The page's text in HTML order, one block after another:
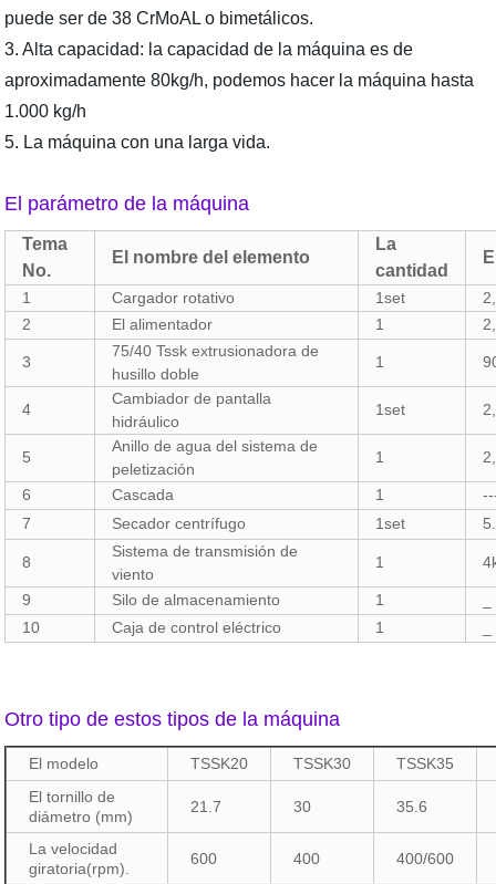
puede ser de 38 CrMoAL o bimetálicos.
3. Alta capacidad: la capacidad de la máquina es de
aproximadamente 80kg/h, podemos hacer la máquina hasta
1.000 kg/h
5. La máquina con una larga vida.
El parámetro de la máquina
Tema
No.
El nombre del elemento
La
cantidad
1 Cargador rotativo 1set
2
El alimentador 1
3
75/40 Tssk extrusionadora de
husillo doble
1
4
Cambiador de pantalla
hidráulico
1set
5
Anillo de agua del sistema de
peletización
1
6 Cascada 1
7
Secador centrífugo 1set
8
Sistema de transmisión de
viento
1
9 Silo de almacenamiento 1
10
Caja de control eléctrico 1
Otro tipo de estos tipos de la máquina
El modelo TSSK20 TSSK30
TSSK35
El tornillo de
diámetro (mm)
21.7 30 35.6
La velocidad
giratoria(rpm).
600 400 400/600